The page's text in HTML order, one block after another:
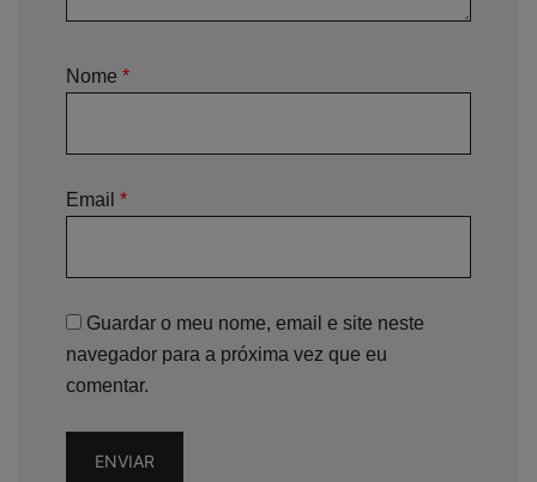
Nome *
Email *
Guardar o meu nome, email e site neste
navegador para a próxima vez que eu
comentar.